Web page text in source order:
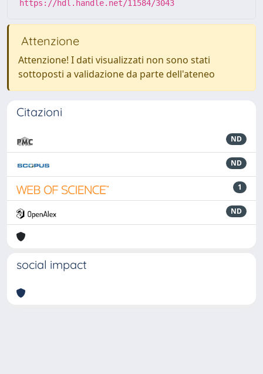
https://hdl.handle.net/11584/3043
Attenzione
Attenzione! I dati visualizzati non sono stati
sottoposti a validazione da parte dell'ateneo
Citazioni
ND
ND
1
ND
social impact